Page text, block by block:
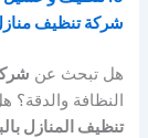
شركة تنظيف
هل تبحث عن
النظافة
تنظيف المنازل